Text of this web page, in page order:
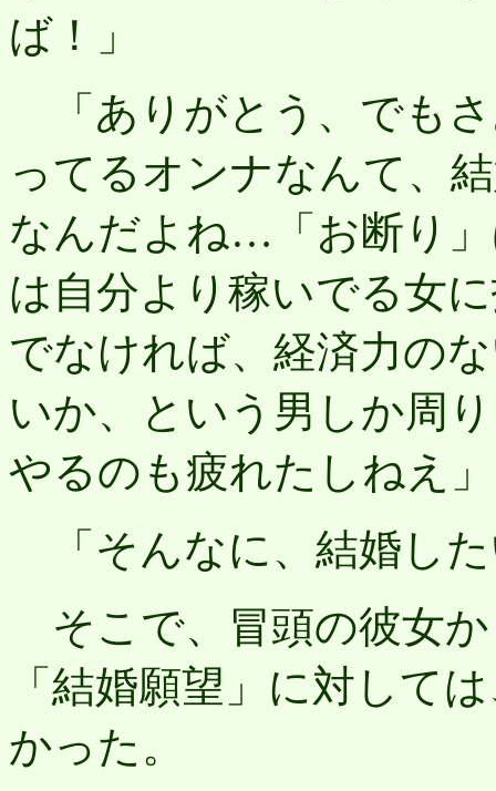
ば！」
「ありがとう、でも
ってるオンナなんて、
なんだよね…「お断り
は自分より稼いでる女
でなければ、経済力の
いか、という男しか周
やるのも疲れたしねえ」
「そんなに、結婚し
そこで、冒頭の彼女
「結婚願望」に対して
かった。